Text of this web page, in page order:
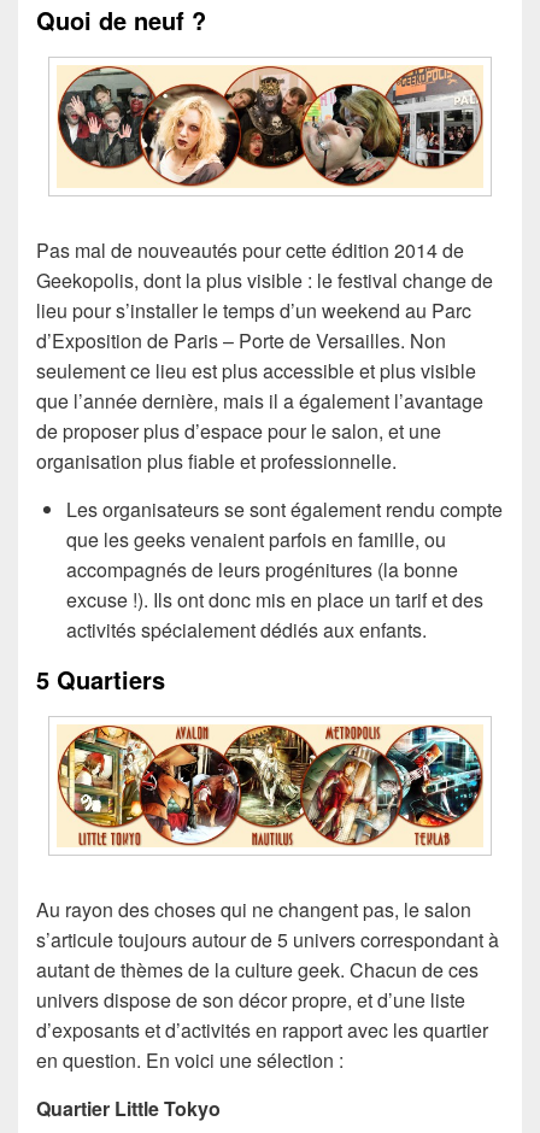
Quoi de neuf ?
Pas mal de nouveautés pour cette édition 2014 de
Geekopolis, dont la plus visible : le festival change de
lieu pour s’installer le temps d’un weekend au Parc
d’Exposition de Paris – Porte de Versailles. Non
seulement ce lieu est plus accessible et plus visible
que l’année dernière, mais il a également l’avantage
de proposer plus d’espace pour le salon, et une
organisation plus fiable et professionnelle.
Les organisateurs se sont également rendu compte
que les geeks venaient parfois en famille, ou
accompagnés de leurs progénitures (la bonne
excuse !). Ils ont donc mis en place un tarif et des
activités spécialement dédiés aux enfants.
5 Quartiers
Au rayon des choses qui ne changent pas, le salon
s’articule toujours autour de 5 univers correspondant à
autant de thèmes de la culture geek. Chacun de ces
univers dispose de son décor propre, et d’une liste
d’exposants et d’activités en rapport avec les quartier
en question. En voici une sélection :
Quartier Little Tokyo